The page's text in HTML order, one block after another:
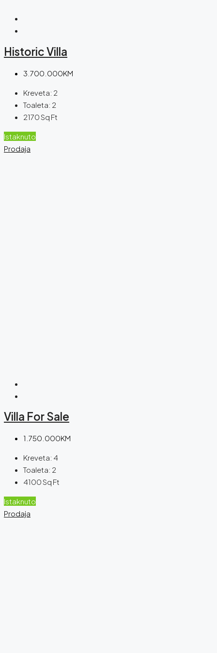
Historic Villa
3.700.000KM
Kreveta: 2
Toaleta: 2
2170Sq Ft
Istaknuto
Prodaja
Villa For Sale
1.750.000KM
Kreveta: 4
Toaleta: 2
4100Sq Ft
Istaknuto
Prodaja